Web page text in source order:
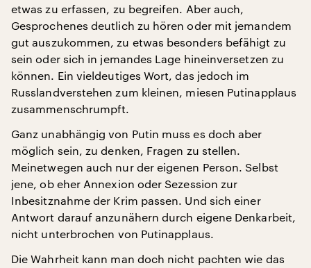
etwas zu erfassen, zu begreifen. Aber auch,
Gesprochenes deutlich zu hören oder mit jemandem
gut auszukommen, zu etwas besonders befähigt zu
sein oder sich in jemandes Lage hineinversetzen zu
können. Ein vieldeutiges Wort, das jedoch im
Russlandverstehen zum kleinen, miesen Putinapplaus
zusammenschrumpft.
Ganz unabhängig von Putin muss es doch aber
möglich sein, zu denken, Fragen zu stellen.
Meinetwegen auch nur der eigenen Person. Selbst
jene, ob eher Annexion oder Sezession zur
Inbesitznahme der Krim passen. Und sich einer
Antwort darauf anzunähern durch eigene Denkarbeit,
nicht unterbrochen von Putinapplaus.
Die Wahrheit kann man doch nicht pachten wie das